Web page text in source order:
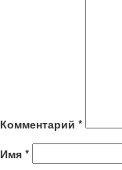
Комментарий *
Имя *